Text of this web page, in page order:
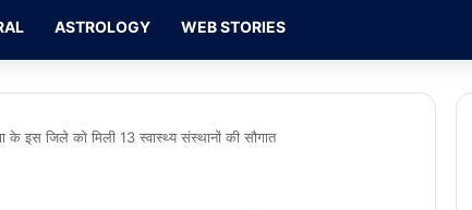
ASTROLOGY WEB STORIES
इस जिले को मिली 13 स्वास्थ्य संस्थानों की सौगात